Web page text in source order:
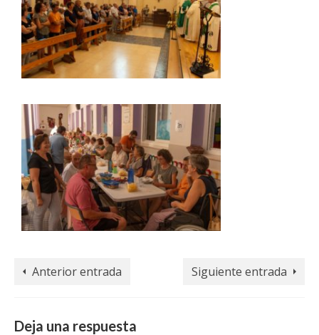
Anterior entrada Siguiente entrada
Deja una respuesta